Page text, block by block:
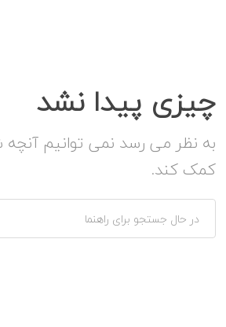
چیزی پیدا نشد
به نظر می رسد نمی توانیم
کمک کند.